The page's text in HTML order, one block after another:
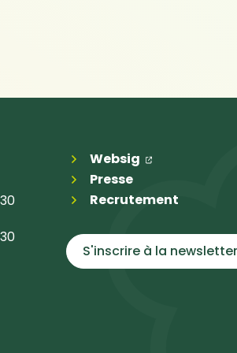
Websig (ouverture
(ouverture
Presse
Recrutement
S'inscrire à la newsletter